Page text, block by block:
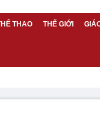
THAO THẾ GIỚI